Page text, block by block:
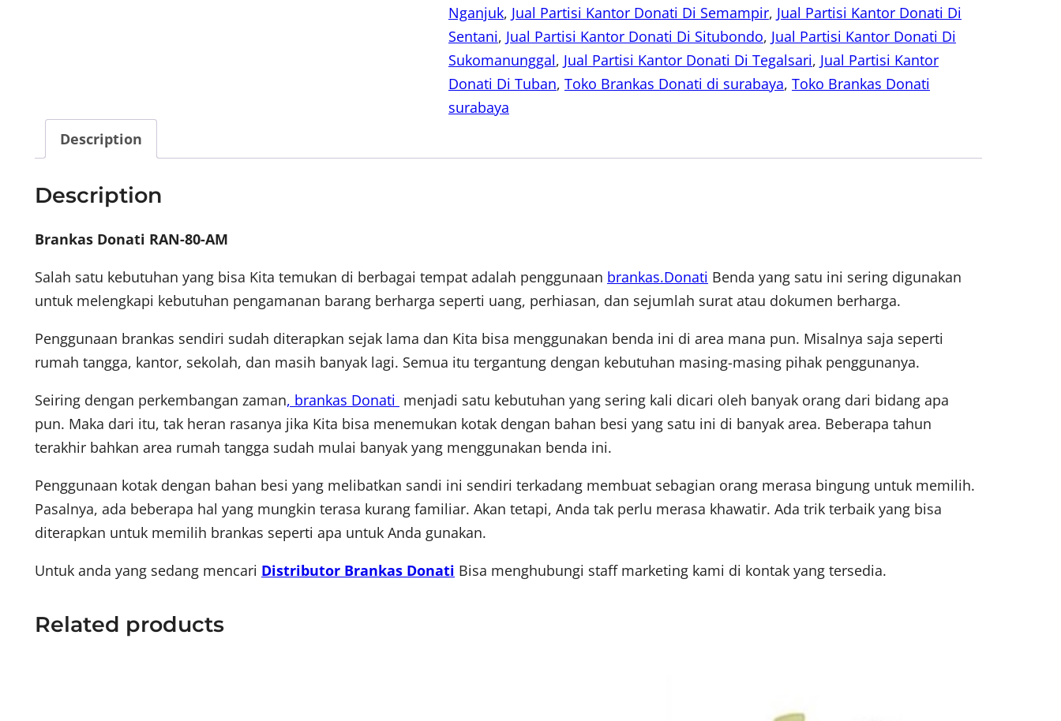
Nganjuk, Jual Partisi Kantor Donati Di Semampir, Jual Partisi Kantor Donati Di
Sentani, Jual Partisi Kantor Donati Di Situbondo, Jual Partisi Kantor Donati Di
Sukomanunggal, Jual Partisi Kantor Donati Di Tegalsari, Jual Partisi Kantor
Donati Di Tuban, Toko Brankas Donati di surabaya, Toko Brankas Donati
surabaya
Description
Description
Brankas Donati RAN-80-AM
Salah satu kebutuhan yang bisa Kita temukan di berbagai tempat adalah penggunaan brankas.Donati Benda yang satu ini sering digunakan
untuk melengkapi kebutuhan pengamanan barang berharga seperti uang, perhiasan, dan sejumlah surat atau dokumen berharga.
Penggunaan brankas sendiri sudah diterapkan sejak lama dan Kita bisa menggunakan benda ini di area mana pun. Misalnya saja seperti
rumah tangga, kantor, sekolah, dan masih banyak lagi. Semua itu tergantung dengan kebutuhan masing-masing pihak penggunanya.
Seiring dengan perkembangan zaman, brankas Donati menjadi satu kebutuhan yang sering kali dicari oleh banyak orang dari bidang apa
pun. Maka dari itu, tak heran rasanya jika Kita bisa menemukan kotak dengan bahan besi yang satu ini di banyak area. Beberapa tahun
terakhir bahkan area rumah tangga sudah mulai banyak yang menggunakan benda ini.
Penggunaan kotak dengan bahan besi yang melibatkan sandi ini sendiri terkadang membuat sebagian orang merasa bingung untuk memilih.
Pasalnya, ada beberapa hal yang mungkin terasa kurang familiar. Akan tetapi, Anda tak perlu merasa khawatir. Ada trik terbaik yang bisa
diterapkan untuk memilih brankas seperti apa untuk Anda gunakan.
Untuk anda yang sedang mencari Distributor Brankas Donati Bisa menghubungi staff marketing kami di kontak yang tersedia.
Related products